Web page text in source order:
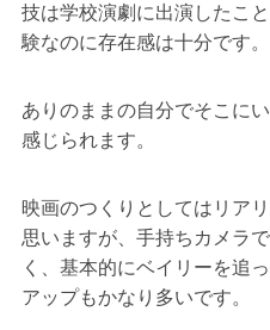
技は学校演劇に出演したこ
験なのに存在感は十分です。
ありのままの自分でそこに
感じられます。
映画のつくりとしてはリア
思いますが、手持ちカメラ
く、基本的にベイリーを追
アップもかなり多いです。